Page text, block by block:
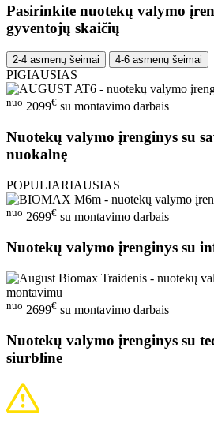
Pasirinkite nuotekų valymo
gyventojų skaičių
2-4 asmenų šeimai 4-6 asmenų šeimai
PIGIAUSIAS
nuo 2099€ su montavimo darbais
Nuotekų valymo įrenginys su
nuokalnę
POPULIARIAUSIAS
nuo 2699€ su montavimo darbais
Nuotekų valymo įrenginys su
nuo 2699€ su montavimo darbais
Nuotekų valymo įrenginys su
siurbline